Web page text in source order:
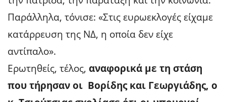
Παράλληλα, τόνισε: «Στις ευρωεκλογές είχαμε
κατάρρευση της ΝΔ, η οποία δεν είχε
αντίπαλο».
Ερωτηθείς, τέλος, αναφορικά με τη στάση
που τήρησαν οι Βορίδης και Γεωργιάδης, ο